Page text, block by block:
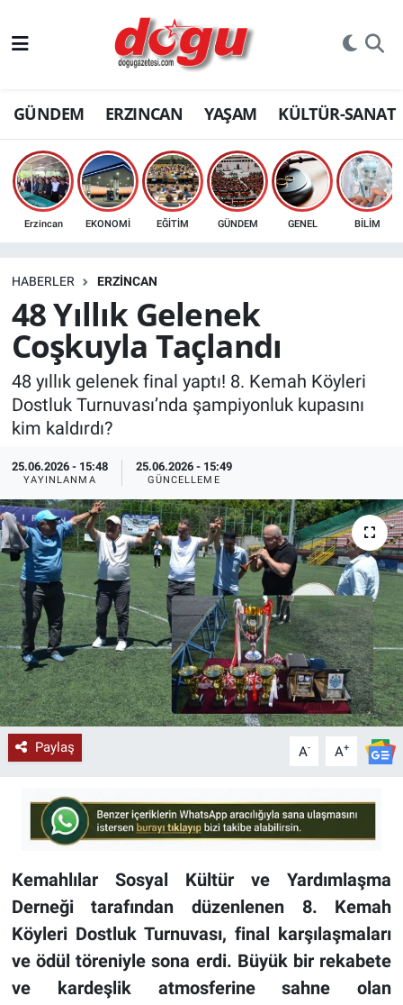
GÜNDEM ERZINCAN YAŞAM KÜLTÜR-SANAT
Erzincan EKONOMİ EĞİTİM GÜNDEM GENEL BİLİM
HABERLER ERZINCAN
48 Yıllık Gelenek
Coşkuyla Taçlandı
48 yıllık gelenek final yaptı! 8. Kemah Köyleri
Dostluk Turnuvası’nda şampiyonluk kupasını
kim kaldırdı?
25.06.2026 - 15:48
YAYINLANMA
25.06.2026 - 15:49
GÜNCELLEME
Paylaş A- A+
Kemahlılar Sosyal Kültür ve Yardımlaşma
Derneği tarafından düzenlenen 8. Kemah
Köyleri Dostluk Turnuvası, final karşılaşmaları
ve ödül töreniyle sona erdi. Büyük bir rekabete
ve kardeşlik atmosferine sahne olan
ERZINCAN
GÜNDEM
ERZİNCAN FOTOĞRAFLARI
SAĞLIK
EKONOMİ
Bilim, teknoloji
GENEL
KÜLTÜR-SANAT
Yerel Haber
Politika
SPOR
YAŞAM
RESMİ İLAN